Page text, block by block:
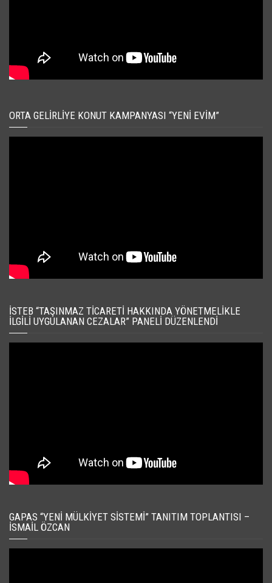
ORTA GELIRLIYE KONUT KAMPANYASI “YENI EVIM”
İSTEB “TAŞINMAZ TICARETI HAKKINDA YÖNETMELIKLE
İLGILI UYGULANAN CEZALAR” PANELI DÜZENLENDI
GAPAS “YENI MÜLKIYET SISTEMI” TANITIM TOPLANTISI –
İSMAIL ÖZCAN